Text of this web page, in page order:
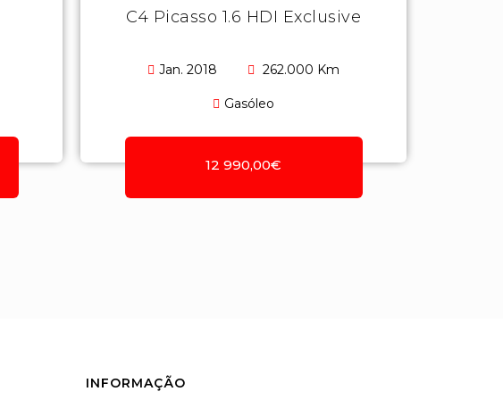
C4 Picasso 1.6 HDI Exclusive
Jan. 2018 262.000 Km
Gasóleo
12 990,00€
INFORMAÇÃO